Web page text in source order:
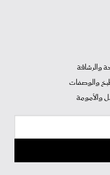
والرشاقة
والوصفات
والأمومة